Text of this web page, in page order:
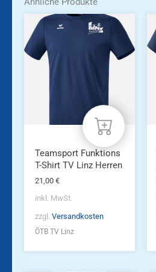
Dieses
Produkt
weist
mehrere
Varianten
Produktseite
gewählt
werden
Teamsport Funktions
T-Shirt TV Linz Herren
21,00 €
inkl. MwSt.
zzgl. Versandkosten
ÖTB TV Linz